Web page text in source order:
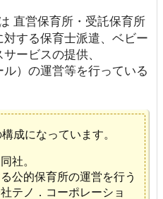
直営保育所・受託保育所
する保育士派遣、ベビー
ービスの提供、
）の運営等を行っている
成になっています。
社。
公的保育所の運営を行う
テノ．コーポレーショ